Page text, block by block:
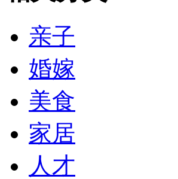
亲子
婚嫁
美食
家居
人才